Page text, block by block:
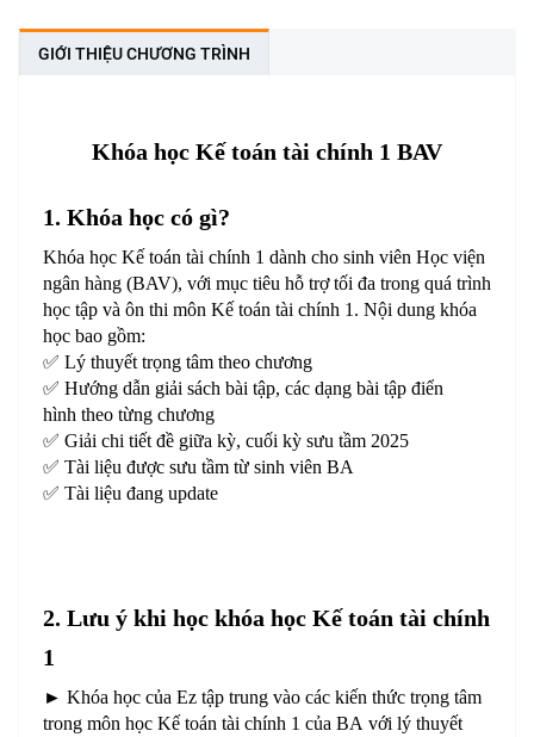
GIỚI THIỆU CHƯƠNG TRÌNH
Khóa học Kế toán tài chính 1 BAV
1. Khóa học có gì?
Khóa học Kế toán tài chính 1 dành cho sinh viên Học viện
ngân hàng (BAV), với mục tiêu hỗ trợ tối đa trong quá trình
học tập và ôn thi môn Kế toán tài chính 1. Nội dung khóa
học bao gồm:
✅ Lý thuyết trọng tâm theo chương
✅ Hướng dẫn giải sách bài tập, các dạng bài tập điển
hình theo từng chương
✅ Giải chi tiết đề giữa kỳ, cuối kỳ sưu tầm 2025
✅ Tài liệu được sưu tầm từ sinh viên BA
✅ Tài liệu đang update
2. Lưu ý khi học khóa học Kế toán tài chính
1
► Khóa học của Ez tập trung vào các kiến thức trọng tâm
trong môn học Kế toán tài chính 1 của BA với lý thuyết